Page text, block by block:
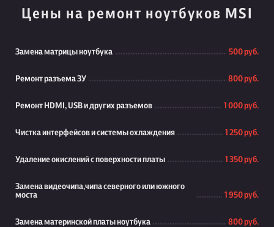
Цены на ремонт ноутбуков MSI
Замена матрицы ноутбука 500 руб.
Ремонт разъема ЗУ 800 руб.
Ремонт HDMI, USB и других разъемов 1 000 руб.
Чистка интерфейсов и системы охлаждения 1 250 руб.
Удаление окислений с поверхности платы 1 350 руб.
Замена видеочипа,чипа северного или южного
моста
1 950 руб.
Замена материнской платы ноутбука 800 руб.